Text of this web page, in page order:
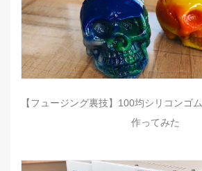
【フュージング裏技】100均シリコンゴ
作ってみた